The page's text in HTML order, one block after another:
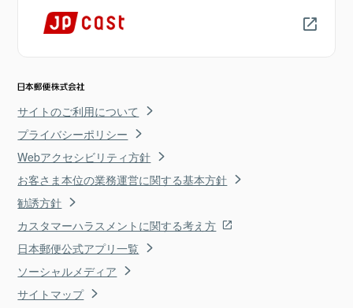
サイトのご利用について
プライバシーポリシー
Webアクセシビリティ方針
お客さま本位の業務運営に関する基本方針
勧誘方針
カスタマーハラスメントに関する考え方
日本郵便公式アプリ一覧
ソーシャルメディア
サイトマップ